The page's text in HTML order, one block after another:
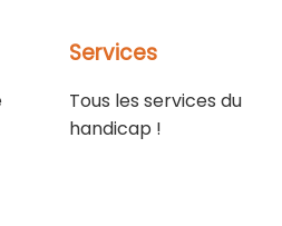
Services
Tous les services du
handicap !